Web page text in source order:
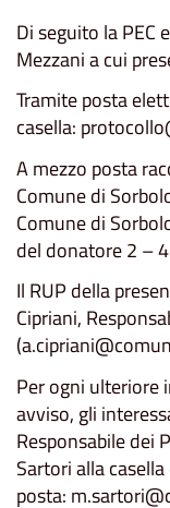
Di seguito la PEC
Mezzani a cui
Tramite posta
casella:
A mezzo posta
Comune di
Comune di
del donatore 2 –
Il RUP della
Cipriani,
Per ogni ulteriore
avviso, gli
Responsabile dei
Sartori alla casella
posta: